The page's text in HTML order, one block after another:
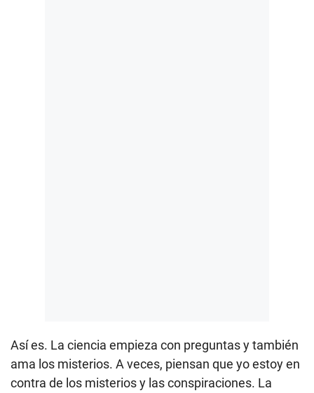
Así es. La ciencia empieza con preguntas y también
ama los misterios. A veces, piensan que yo estoy en
contra de los misterios y las conspiraciones. La